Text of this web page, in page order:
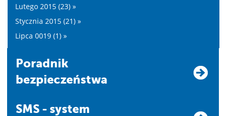
Lutego 2015 (23) »
Stycznia 2015 (21) »
Lipca 0019 (1) »
Poradnik
bezpieczeństwa
SMS - system